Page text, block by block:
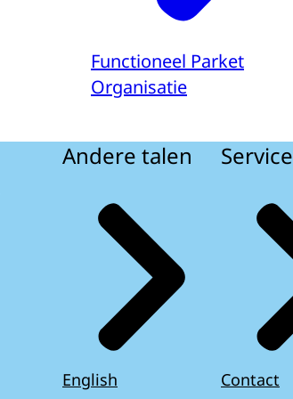
Functioneel Parket
Organisatie
Andere talen
English
Service
Contact